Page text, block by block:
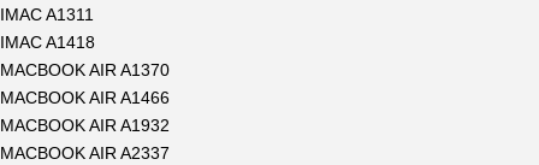
IMAC A1311
IMAC A1418
MACBOOK AIR A1370
MACBOOK AIR A1466
MACBOOK AIR A1932
MACBOOK AIR A2337